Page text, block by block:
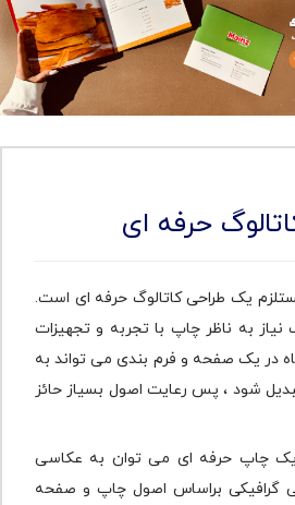
حرفه ای
یک طراحی کاتالوگ حرفه ای است.
به ناظر چاپ با تجربه و تجهیزات
در یک صفحه و فرم بندی می تواند به
شود ، پس رعایت اصول بسیاز حائز
یک چاپ حرفه ای می توان به عکاسی
گرافیکی براساس اصول چاپ و صفحه